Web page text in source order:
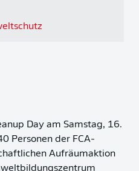
Day am Samstag, 16.
Personen der FCA-
Aufräumaktion